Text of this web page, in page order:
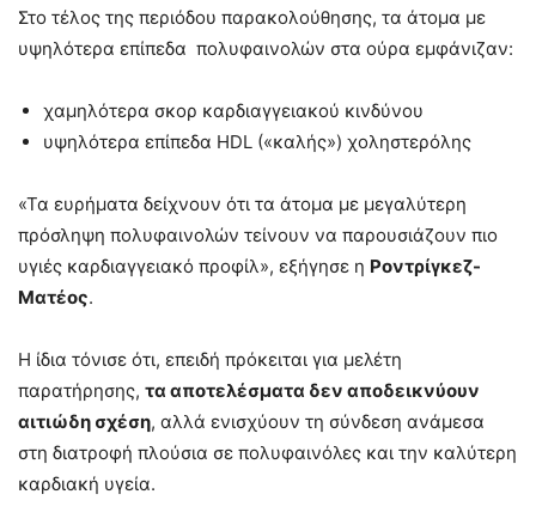
Στο τέλος της περιόδου παρακολούθησης, τα άτομα με
υψηλότερα επίπεδα πολυφαινολών στα ούρα εμφάνιζαν:
χαμηλότερα σκορ καρδιαγγειακού κινδύνου
υψηλότερα επίπεδα HDL («καλής») χοληστερόλης
«Τα ευρήματα δείχνουν ότι τα άτομα με μεγαλύτερη
πρόσληψη πολυφαινολών τείνουν να παρουσιάζουν πιο
υγιές καρδιαγγειακό προφίλ», εξήγησε η Ροντρίγκεζ-
Ματέος.
Η ίδια τόνισε ότι, επειδή πρόκειται για μελέτη
παρατήρησης, τα αποτελέσματα δεν αποδεικνύουν
αιτιώδη σχέση, αλλά ενισχύουν τη σύνδεση ανάμεσα
στη διατροφή πλούσια σε πολυφαινόλες και την καλύτερη
καρδιακή υγεία.